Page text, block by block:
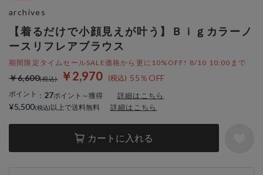
【着るだけで小顔見えが叶う】Ｂｉｇカラーノ
ースリフレアブラウス
期間限定タイムセールSALE価格から更に10%OFF! 8/10 10:00まで
￥2,970 55％OFF
￥6,600
ポイント ： 27ポイント～獲得 詳細はこちら
カートに入れる
archives
¥5,500 以上で送料無料 詳細はこちら